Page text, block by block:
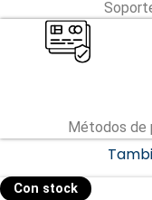
Métodos de
Con stock